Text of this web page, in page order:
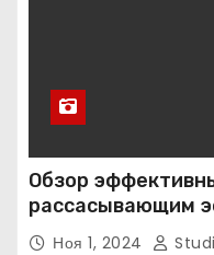
Обзор
рассасывающим
Ноя 1, 2024